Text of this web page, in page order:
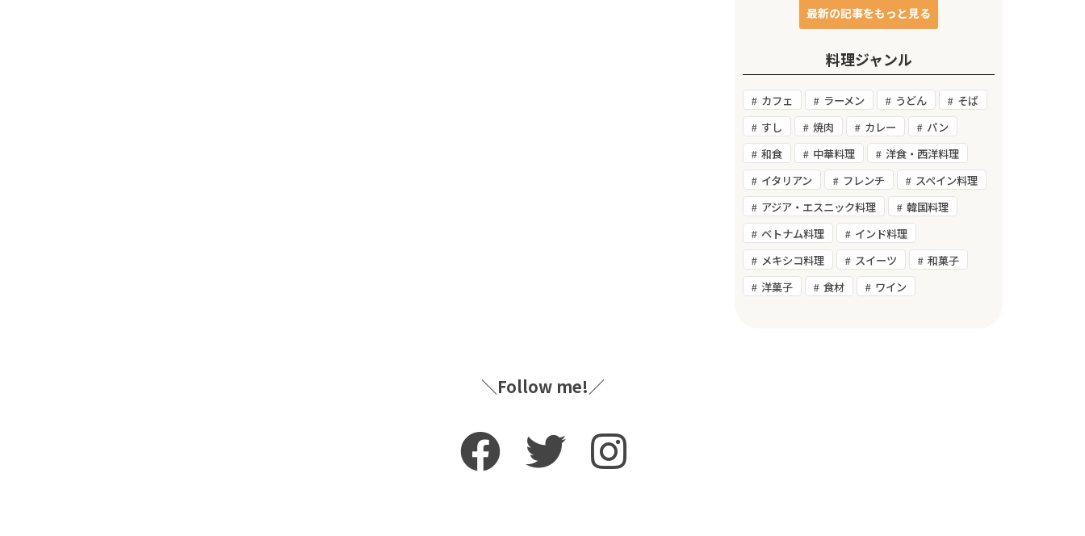
最新の記事をもっと見る
料理ジャンル
カフェ ラーメン うどん
そば
すし
焼肉 カレー
パン
和食
中華料理
洋食・西洋料理
イタリアン
フレンチ
スペイン料理
アジア・エスニック料理
韓国料理
ベトナム料理
インド料理
メキシコ料理
スイーツ
和菓子
洋菓子
食材 ワイン
＼Follow me!／